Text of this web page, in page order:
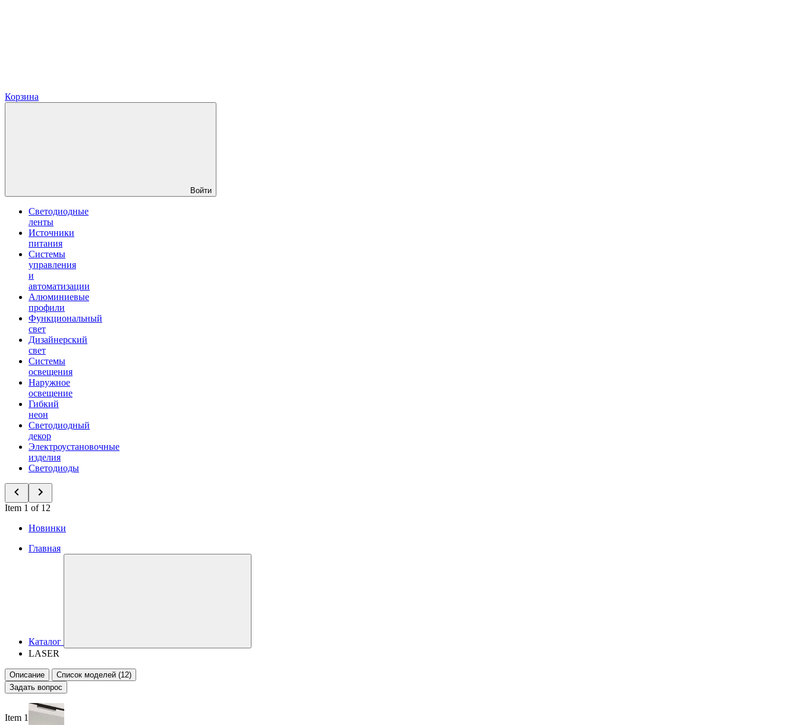
Корзина
Войти
Светодиодные
ленты
Источники
питания
Системы
управления
и
автоматизации
Алюминиевые
профили
Функциональный
свет
Дизайнерский
свет
Системы
освещения
Наружное
освещение
Гибкий
неон
Светодиодный
декор
Электроустановочные
изделия
Светодиоды
Item 1 of 12
Новинки
Главная
Каталог
LASER
Описание
Список моделей (12)
Задать вопрос
Item 1 of 4